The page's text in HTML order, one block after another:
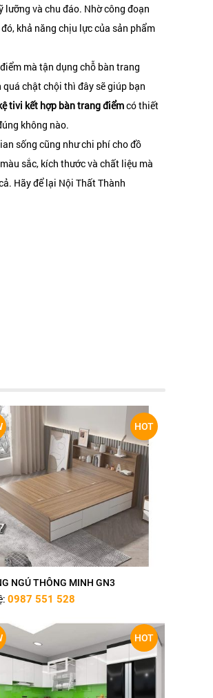
và chu đáo. Nhờ công đoạn
khả năng chịu lực của sản phẩm
mà tận dụng chỗ bàn trang
chật chội thì đây sẽ giúp bạn
tivi kết hợp bàn trang điểmcó thiết
không nào.
sống cũng như chi phí cho đồ
sắc, kích thước và chất liệu mà
Hãy để lại Nội Thất Thành
HOT
NGỦ THÔNG MINH GN3
0987 551 528
HOT